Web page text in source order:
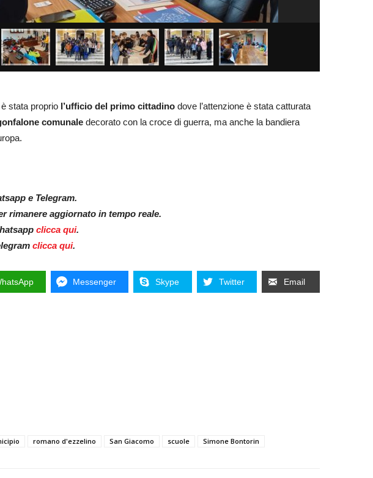
stata proprio l’ufficio del primo cittadino dove l’attenzione è stata catturata
comunale decorato con la croce di guerra, ma anche la bandiera
e Telegram.
rimanere aggiornato in tempo reale.
clicca qui.
clicca qui.
Messenger Skype Twitter Email
romano d'ezzelino San Giacomo scuole Simone Bontorin